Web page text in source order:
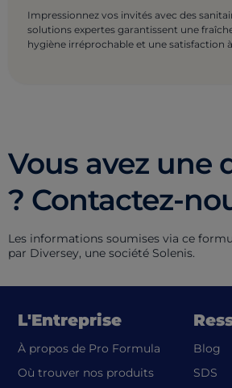
Impressionnez vos invités avec des
solutions expertes garantissent une
hygiène irréprochable et une satisfaction
Vous avez une
? Contactez-
Les informations soumises via ce
par Diversey, une société Solenis.
L'Entreprise
À propos de Pro Formula
Où trouver nos produits
Blog
SDS